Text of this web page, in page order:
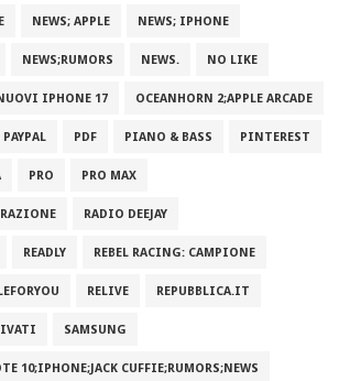
NEWS; APPLE NEWS; IPHONE
NEWS;RUMORS NEWS. NO LIKE
IPHONE 17 OCEANHORN 2;APPLE ARCADE
PAYPAL PDF PIANO & BASS PINTEREST
PRO PRO MAX
RADIO DEEJAY
READLY REBEL RACING: CAMPIONE
RELIVE REPUBBLICA.IT
SAMSUNG
10;IPHONE;JACK CUFFIE;RUMORS;NEWS